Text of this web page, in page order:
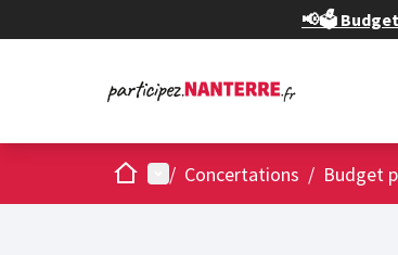
📢🗳️ Budget
AccueilMenu principal
/ Concertations / Budget